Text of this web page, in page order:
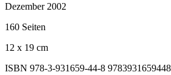
Dezember 2002
160 Seiten
12 x 19 cm
ISBN 978-3-931659-44-8 9783931659448